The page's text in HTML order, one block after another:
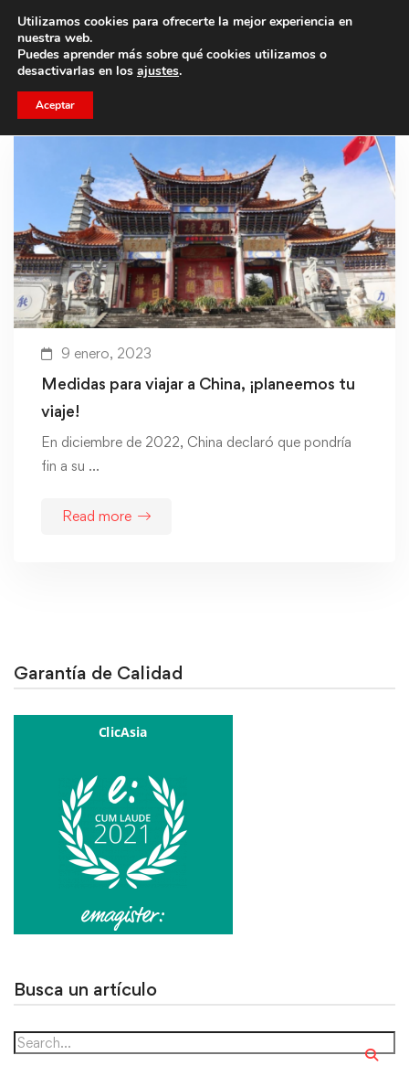
Trae a un amigo y llevaos un total de 75€ de descuento.
9 enero, 2023
Medidas para viajar a China, ¡planeemos tu
viaje!
En diciembre de 2022, China declaró que pondría
fin a su …
Read more
Garantía de Calidad
Busca un artículo
Utilizamos cookies para ofrecerte la mejor experiencia en
nuestra web.
Puedes aprender más sobre qué cookies utilizamos o
desactivarlas en los ajustes.
Aceptar